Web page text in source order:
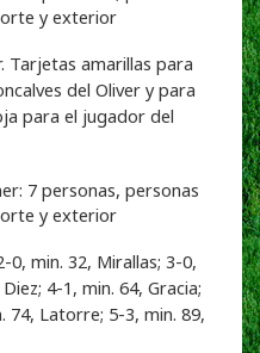
Tarjetas amarillas para
del Oliver y para
para el jugador del
0, min. 32, Mirallas; 3-0,
4-1, min. 64, Gracia;
74, Latorre; 5-3, min. 89,